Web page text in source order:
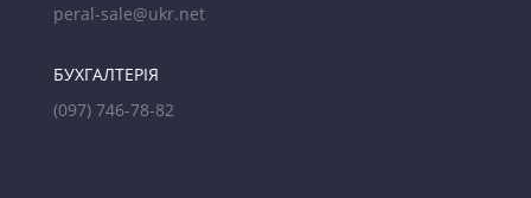
peral-sale@ukr.net
БУХГАЛТЕРІЯ
(097) 746-78-82